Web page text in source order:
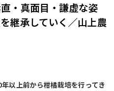
・真面目・謙虚な姿
継承していく／山上農
以上前から柑橘栽培を行ってき